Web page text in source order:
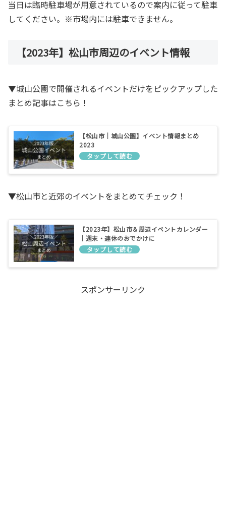
当日は臨時駐車場が用意されているので案内に従って駐車
してください。※市場内には駐車できません。
【2023年】松山市周辺のイベント情報
▼城山公園で開催されるイベントだけをピックアップした
まとめ記事はこちら！
【松山市｜城山公園】イベント情報まとめ
2023
▼松山市と近郊のイベントをまとめてチェック！
【2023年】松山市＆周辺イベントカレンダー
｜週末・連休のおでかけに
スポンサーリンク